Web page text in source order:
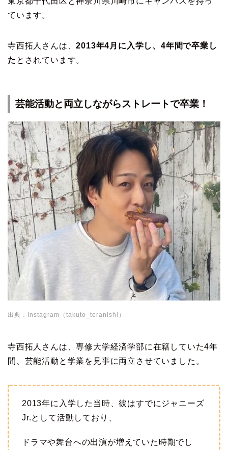
ています。
寺西拓人さんは、2013年4月に入学し、4年間で卒業し
た とされています。
芸能活動と両立しながらストレートで卒業！
出典：Instagram（takuto_teranishi）
寺西拓人さんは、専修大学経済学部に在籍していた4年
間、芸能活動と学業を見事に両立させていました。
2013年に入学した当時、彼はすでにジャニーズ
Jr.として活動しており、
ドラマや舞台への出演が増えていた時期でし